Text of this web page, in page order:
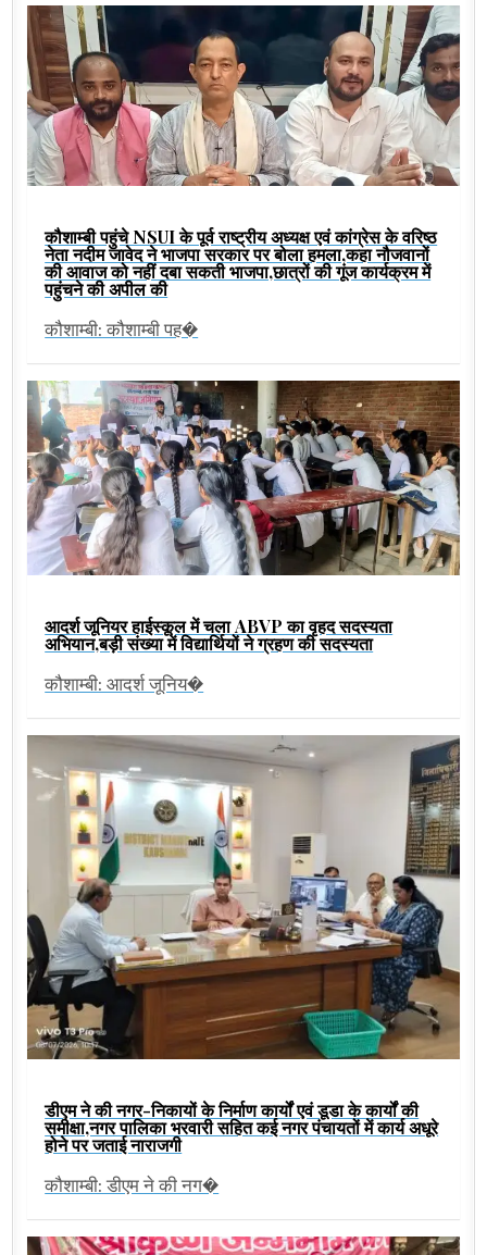
कौशाम्बी पहुंचे NSUI के पूर्व राष्ट्रीय अध्यक्ष एवं कांग्रेस के वरिष्ठ
नेता नदीम जावेद ने भाजपा सरकार पर बोला हमला,कहा नौजवानों
की आवाज को नहीं दबा सकती भाजपा,छात्रों की गूंज कार्यक्रम में
पहुंचने की अपील की
कौशाम्बी: कौशाम्बी पह�
आदर्श जूनियर हाईस्कूल में चला ABVP का वृहद सदस्यता
अभियान,बड़ी संख्या में विद्यार्थियों ने ग्रहण की सदस्यता
कौशाम्बी: आदर्श जूनिय�
डीएम ने की नगर-निकायों के निर्माण कार्यों एवं डूडा के कार्यों की
समीक्षा,नगर पालिका भरवारी सहित कई नगर पंचायतों में कार्य अधूरे
होने पर जताई नाराजगी
कौशाम्बी: डीएम ने की नग�